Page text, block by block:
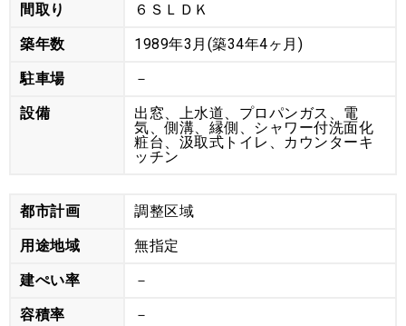
間取り
６ＳＬＤＫ
築年数
1989年3月(築34年4ヶ月)
駐車場
－
設備
出窓、上水道、プロパンガス、電
気、側溝、縁側、シャワー付洗面化
粧台、汲取式トイレ、カウンターキ
ッチン
都市計画
調整区域
用途地域
無指定
建ぺい率
－
容積率
－